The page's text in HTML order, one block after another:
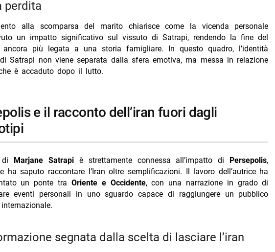
perdita
alla scomparsa del marito chiarisce come la vicenda personale
un impatto significativo sul vissuto di Satrapi, rendendo la fine del
ancora più legata a una storia famigliare. In questo quadro, l’identità
Satrapi non viene separata dalla sfera emotiva, ma messa in relazione
è accaduto dopo il lutto.
di Marjane Satrapiè strettamente connessa all’impatto di Persepolis,
ha saputo raccontare l’Iran oltre semplificazioni. Il lavoro dell’autrice ha
un ponte tra Oriente e Occidente, con una narrazione in grado di
eventi personali in uno sguardo capace di raggiungere un pubblico
segnata dalla scelta di lasciare l’iran